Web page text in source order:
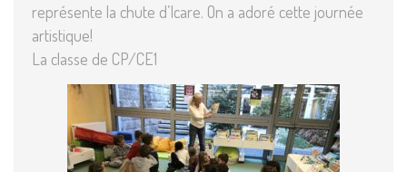
représente la chute d’Icare. On a adoré cette journée
artistique!
La classe de CP/CE1